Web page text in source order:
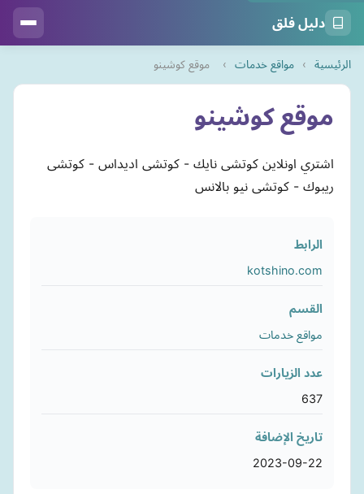
دليل فلق
الرئيسية › مواقع خدمات › موقع كوشينو
موقع كوشينو
اشتري اونلاين كوتشى نايك - كوتشى اديداس - كوتشى
ريبوك - كوتشى نيو بالانس
الرابط
kotshino.com
القسم
مواقع خدمات
عدد الزيارات
637
تاريخ الإضافة
2023-09-22